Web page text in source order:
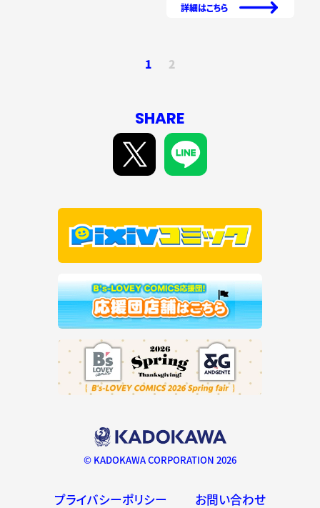
詳細はこちら
1 2
SHARE
© KADOKAWA CORPORATION 2026
プライバシーポリシー お問い合わせ